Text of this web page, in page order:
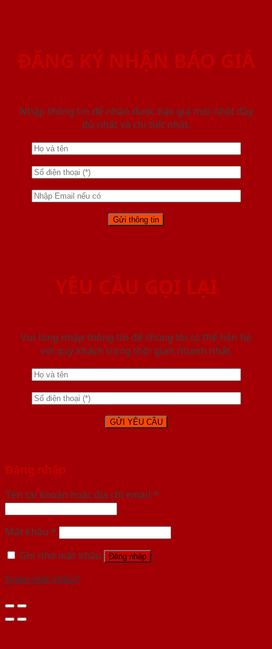
ĐĂNG KÝ NHẬN BÁO GIÁ
Nhập thông tin để nhận được báo giá mới nhât đầy
đủ nhất và chi tiết nhất.
YÊU CẦU GỌI LẠI
Vui lòng nhập thông tin để chúng tôi có thể liên hệ
với quý khách trong thời gian nhanh nhất.
Đăng nhập
Tên tài khoản hoặc địa chỉ email *
Mật khẩu *
Ghi nhớ mật khẩu
Đăng nhập
Quên mật khẩu?